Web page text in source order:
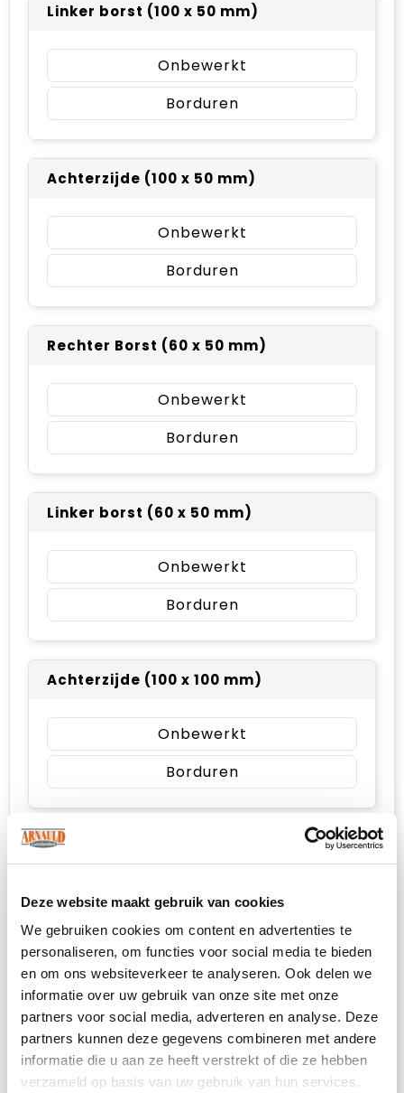
Deze website maakt gebruik van cookies
We gebruiken cookies om content en advertenties te
personaliseren, om functies voor social media te bieden
en om ons websiteverkeer te analyseren. Ook delen we
informatie over uw gebruik van onze site met onze
partners voor social media, adverteren en analyse. Deze
partners kunnen deze gegevens combineren met andere
informatie die u aan ze heeft verstrekt of die ze hebben
verzameld op basis van uw gebruik van hun services.
Linker borst (100 x 50 mm)
Onbewerkt
Borduren
Achterzijde (100 x 50 mm)
Onbewerkt
Borduren
Rechter Borst (60 x 50 mm)
Onbewerkt
Borduren
Linker borst (60 x 50 mm)
Onbewerkt
Borduren
Achterzijde (100 x 100 mm)
Onbewerkt
Borduren
M
L